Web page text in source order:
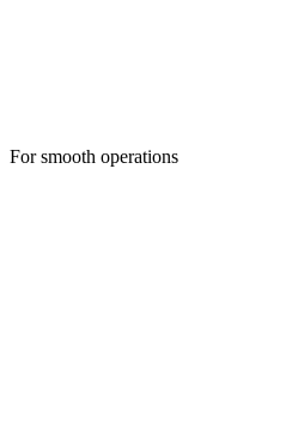
For smooth operations